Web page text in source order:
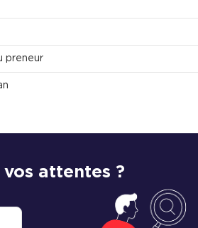
preneur
attentes ?